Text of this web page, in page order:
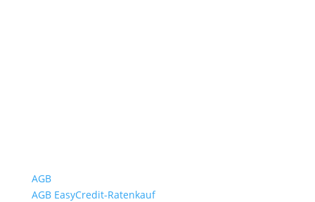
AGB
AGB EasyCredit-Ratenkauf